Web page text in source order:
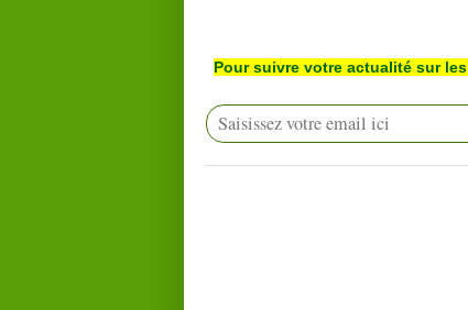
Pour suivre votre actualité sur les